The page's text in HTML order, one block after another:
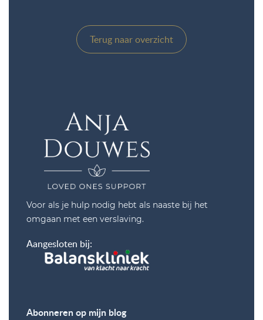
Terug naar overzicht
Voor als je hulp nodig hebt als naaste bij het
omgaan met een verslaving.
Aangesloten bij:
Abonneren op mijn blog